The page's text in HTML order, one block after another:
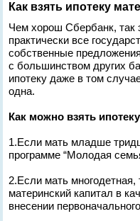
Как взять ипотеку
Чем хорош Сбербанк, так
практически все
собственные
с большинством других
ипотеку даже в том
одна.
Как можно взять
1.Если мать младше
программе “Молодая
2.Если мать
материнский капитал в
внесении